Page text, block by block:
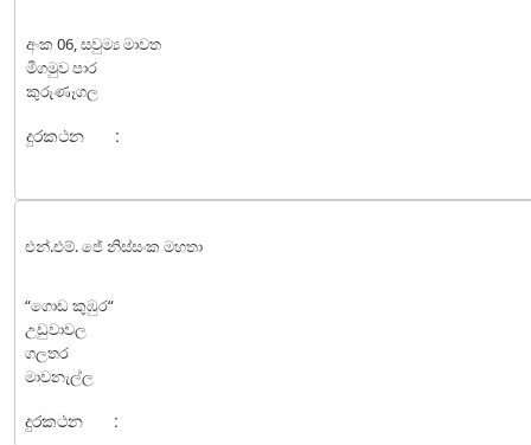
අංක 06, සවුම්‍ය මාවත
මීගමුව පාර
කුරුණෑගල
දුරකථන :
එන්.එම්. ජේ නිස්සංක මහතා
“ගොඩ කුඹුර“
උඩුවාවල
ගලතර
මාවනැල්ල
දුරකථන :